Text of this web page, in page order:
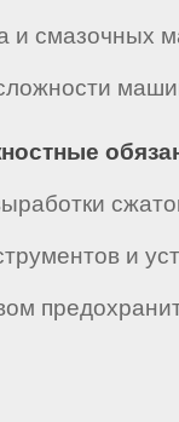
смазочных
и